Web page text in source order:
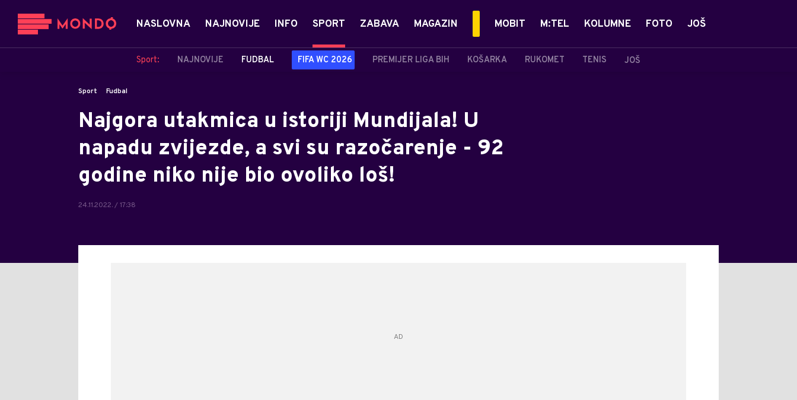
NASLOVNA NAJNOVIJE INFO SPORT
Sport: NAJNOVIJE FUDBAL FIFA WC 2026 PREMIJER LIGA BIH KOŠARKA RUKOMET TENIS JOŠ
ZABAVA MAGAZIN MOBIT M:TEL KOLUMNE FOTO JOŠ
Sport Fudbal
Najgora utakmica u istoriji Mundijala! U
napadu zvijezde, a svi su razočarenje - 92
godine niko nije bio ovoliko loš!
24.11.2022. / 17:38